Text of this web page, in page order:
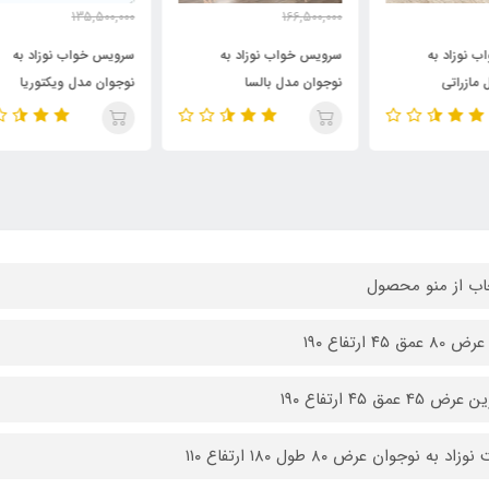
سرویس خواب نوزاد به
نوجوان مدل بالسا
سرویس خواب نوزاد به
نوجوان مدل ویکتوریا
از منو محصول
۴۵ ارتفاع ۱۹۰
45 عمق ۴۵ ارتفاع ۱۹۰
به نوجوان عرض ۸۰ طول ۱۸۰ ارتفاع ۱۱۰